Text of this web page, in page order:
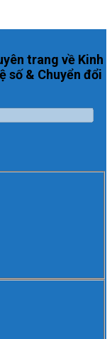
trang về Kinh
số & Chuyển đổi